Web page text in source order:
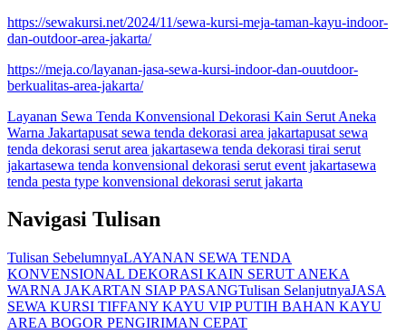
https://sewakursi.net/2024/11/sewa-kursi-meja-taman-kayu-indoor-
dan-outdoor-area-jakarta/
https://meja.co/layanan-jasa-sewa-kursi-indoor-dan-ouutdoor-
berkualitas-area-jakarta/
Layanan Sewa Tenda Konvensional Dekorasi Kain Serut Aneka
Warna Jakartapusat sewa tenda dekorasi area jakartapusat sewa
tenda dekorasi serut area jakartasewa tenda dekorasi tirai serut
jakartasewa tenda konvensional dekorasi serut event jakartasewa
tenda pesta type konvensional dekorasi serut jakarta
Navigasi Tulisan
Tulisan SebelumnyaLAYANAN SEWA TENDA
KONVENSIONAL DEKORASI KAIN SERUT ANEKA
WARNA JAKARTAN SIAP PASANGTulisan SelanjutnyaJASA
SEWA KURSI TIFFANY KAYU VIP PUTIH BAHAN KAYU
AREA BOGOR PENGIRIMAN CEPAT